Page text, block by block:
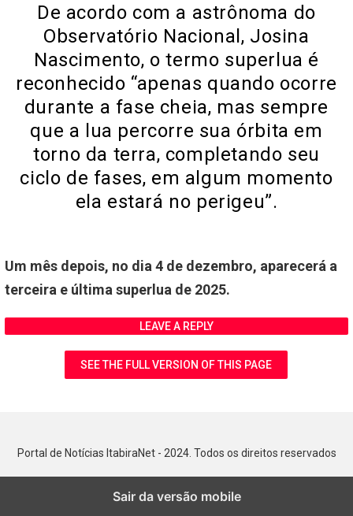
De acordo com a astrônoma do
Observatório Nacional, Josina
Nascimento, o termo superlua é
reconhecido “apenas quando ocorre
durante a fase cheia, mas sempre
que a lua percorre sua órbita em
torno da terra, completando seu
ciclo de fases, em algum momento
ela estará no perigeu”.
Um mês depois, no dia 4 de dezembro, aparecerá a
terceira e última superlua de 2025.
LEAVE A REPLY
SEE THE FULL VERSION OF THIS PAGE
Portal de Notícias ItabiraNet - 2024. Todos os direitos reservados
Sair da versão mobile